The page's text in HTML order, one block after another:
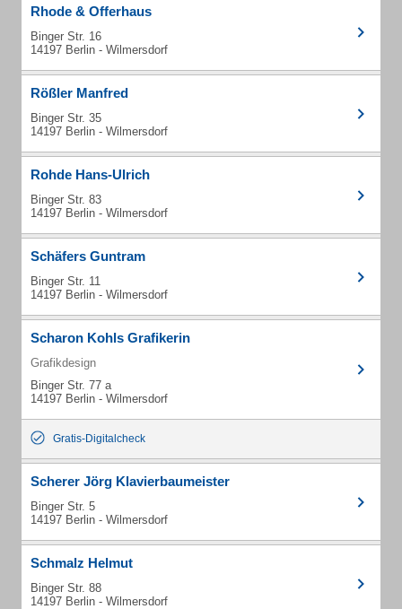
Rhode & Offerhaus
Binger Str. 16
14197 Berlin - Wilmersdorf
Rößler Manfred
Binger Str. 35
14197 Berlin - Wilmersdorf
Rohde Hans-Ulrich
Binger Str. 83
14197 Berlin - Wilmersdorf
Schäfers Guntram
Binger Str. 11
14197 Berlin - Wilmersdorf
Scharon Kohls Grafikerin
Grafikdesign
Binger Str. 77 a
14197 Berlin - Wilmersdorf
Gratis-Digitalcheck
Scherer Jörg Klavierbaumeister
Binger Str. 5
14197 Berlin - Wilmersdorf
Schmalz Helmut
Binger Str. 88
14197 Berlin - Wilmersdorf